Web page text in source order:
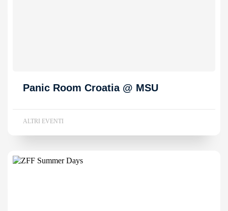
Panic Room Croatia @ MSU
ALTRI EVENTI